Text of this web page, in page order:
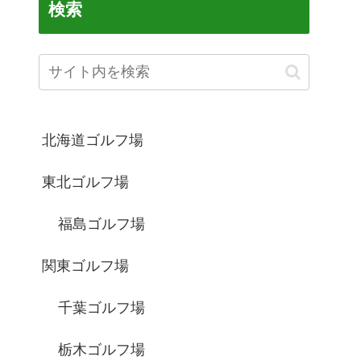
検索
北海道ゴルフ場
東北ゴルフ場
福島ゴルフ場
関東ゴルフ場
千葉ゴルフ場
栃木ゴルフ場